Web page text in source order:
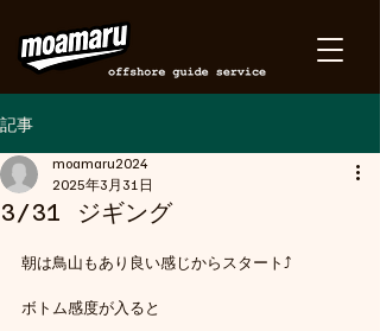
記事
3/31 ジギング
moamaru2024
2025年3月31日
朝は鳥山もあり良い感じからスタート⤴️
ボトム感度が入ると